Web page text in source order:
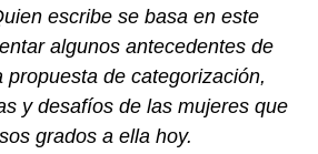
escribe se basa en este
algunos antecedentes de
propuesta de categorización,
y desafíos de las mujeres que
grados a ella hoy.